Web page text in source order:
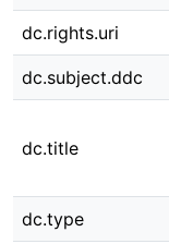
dc.rights.uri
dc.subject.ddc
dc.title
dc.type